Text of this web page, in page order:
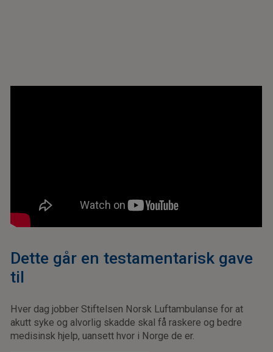
Dette går en testamentarisk gave
til
Hver dag jobber Stiftelsen Norsk Luftambulanse for at
akutt syke og alvorlig skadde skal få raskere og bedre
medisinsk hjelp, uansett hvor i Norge de er.